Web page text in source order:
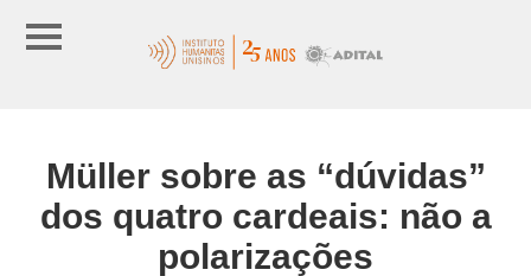
Müller sobre as “dúvidas”
dos quatro cardeais: não a
polarizações